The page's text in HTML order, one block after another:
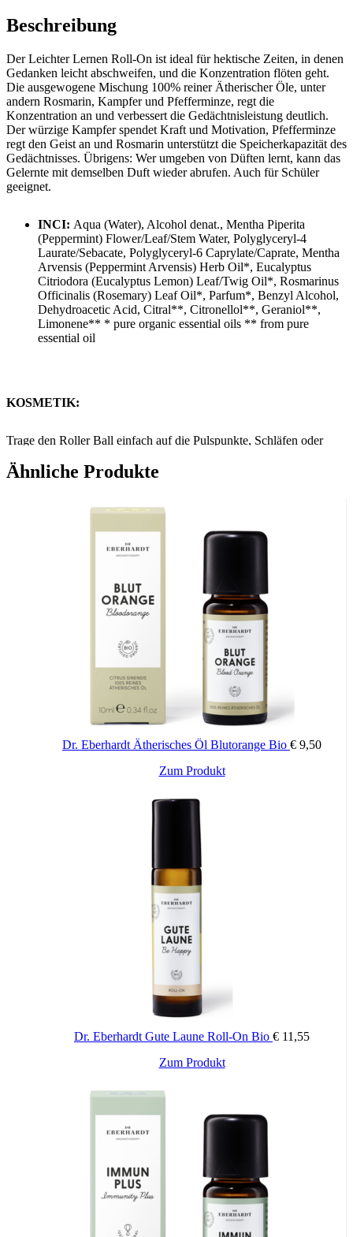
Beschreibung
Der Leichter Lernen Roll-On ist ideal für hektische Zeiten, in denen
Gedanken leicht abschweifen, und die Konzentration flöten geht.
Die ausgewogene Mischung 100% reiner Ätherischer Öle, unter
andern Rosmarin, Kampfer und Pfefferminze, regt die
Konzentration an und verbessert die Gedächtnisleistung deutlich.
Der würzige Kampfer spendet Kraft und Motivation, Pfefferminze
regt den Geist an und Rosmarin unterstützt die Speicherkapazität des
Gedächtnisses. Übrigens: Wer umgeben von Düften lernt, kann das
Gelernte mit demselben Duft wieder abrufen. Auch für Schüler
geeignet.
INCI: Aqua (Water), Alcohol denat., Mentha Piperita
(Peppermint) Flower/Leaf/Stem Water, Polyglyceryl-4
Laurate/Sebacate, Polyglyceryl-6 Caprylate/Caprate, Mentha
Arvensis (Peppermint Arvensis) Herb Oil*, Eucalyptus
Citriodora (Eucalyptus Lemon) Leaf/Twig Oil*, Rosmarinus
Officinalis (Rosemary) Leaf Oil*, Parfum*, Benzyl Alcohol,
Dehydroacetic Acid, Citral**, Citronellol**, Geraniol**,
Limonene** * pure organic essential oils ** from pure
essential oil
KOSMETIK:
Trage den Roller Ball einfach auf die Pulspunkte, Schläfen oder
AROMATHERAPIE:
– Kampfer gibt neue Kraft
– Pfefferminze regt geistig an
Nicht in die Augen bringen. Nur äußerlich zu verwenden.
Ähnliche Produkte
Dr. Eberhardt Ätherisches Öl Blutorange Bio € 9,50
Zum Produkt
Dr. Eberhardt Gute Laune Roll-On Bio € 11,55
Zum Produkt